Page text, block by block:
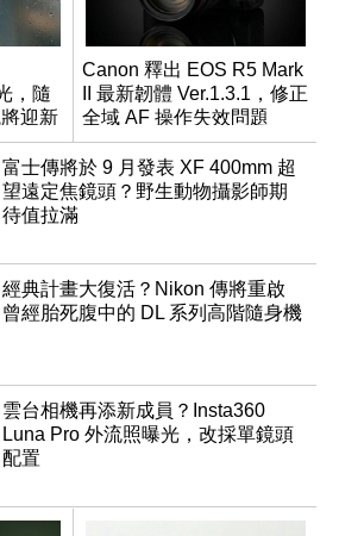
，隨
迎新
Canon 釋出 EOS R5 Mark
II 最新韌體 Ver.1.3.1，修正
全域 AF 操作失效問題
富士傳將於 9 月發表 XF 400mm 超
望遠定焦鏡頭？野生動物攝影師期
待值拉滿
經典計畫大復活？Nikon 傳將重啟
曾經胎死腹中的 DL 系列高階隨身機
雲台相機再添新成員？Insta360
Luna Pro 外流照曝光，改採單鏡頭
配置